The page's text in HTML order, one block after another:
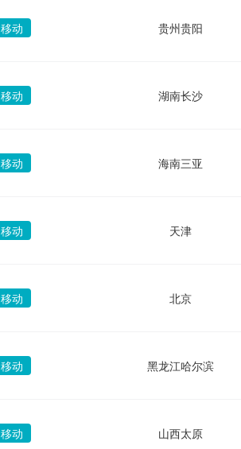
移动 贵州贵阳
移动 湖南长沙
移动 海南三亚
移动 天津
移动 北京
移动 黑龙江哈尔滨
移动 山西太原